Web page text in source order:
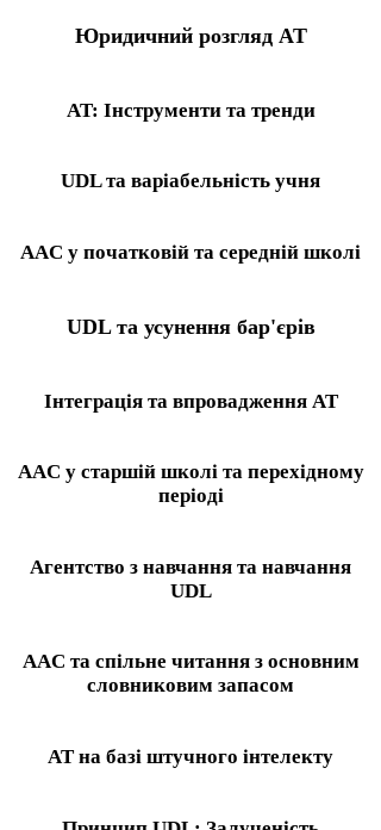
Юридичний розгляд AT
AT: Інструменти та тренди
UDL та варіабельність учня
AAC у початковій та середній школі
UDL та усунення бар'єрів
Інтеграція та впровадження AT
AAC у старшій школі та перехідному
періоді
Агентство з навчання та навчання
UDL
AAC та спільне читання з основним
словниковим запасом
AT на базі штучного інтелекту